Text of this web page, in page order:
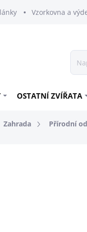
Vzorkovna a
OSTATNÍ ZVÍŘATA
Zahrada Přírodní